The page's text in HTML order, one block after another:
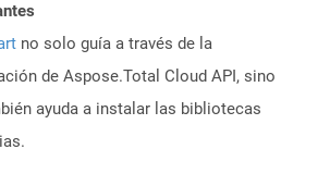
no solo guía a través de la
de Aspose.Total Cloud API, sino
ayuda a instalar las bibliotecas